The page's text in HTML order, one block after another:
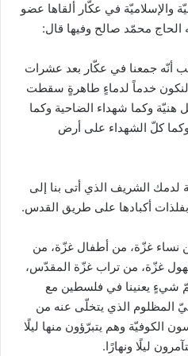
والإسلاميّة في عكّار ألقاها عضو
محمّد صالح وفيها قال:
أنّه جمعنا في عكّار بعد عشرات
لنكون خدماً لدماءٍ طاهرةٍ سقطت
وكما شهداء الضاحية وكما
كلّ الشهداء على أرض
الشريف الذي أتى بنا إلى
بفلذات أكبادها على طريق القدس.
نساء غزّة، من أطفال غزّة، من
غزّة، من تراب غزّة المقدّس،
يعنينا في فلسطين مع
المظلوم الذي يتخلّى عنه من
الكوفيّة وهم يتبرّؤون منها ليلًا
ليلًا ونهارًا.